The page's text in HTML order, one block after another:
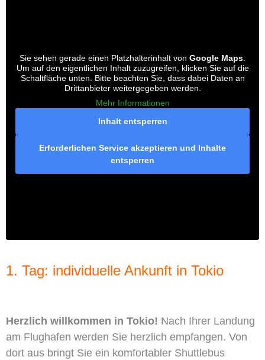
Sie sehen gerade einen Platzhalterinhalt von Google Maps.
Um auf den eigentlichen Inhalt zuzugreifen, klicken Sie auf die
Schaltfläche unten. Bitte beachten Sie, dass dabei Daten an
Drittanbieter weitergegeben werden.
Mehr Informationen
Inhalt entsperren
Erforderlichen Service akzeptieren und Inhalte
entsperren
1. Tag: individuelle Ankunft in Tokio
Herzlich willkommen in Tokio! Nach Ihrer Landung
am Flughafen werden Sie herzlich empfangen. Von
dort aus bringt Sie ein komfortabler Shuttlebus